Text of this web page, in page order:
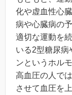
化や虚血性心
病や心臓病の
適切な運動を
いる2型糖尿病
ンというホル
高血圧の人で
させて血圧を